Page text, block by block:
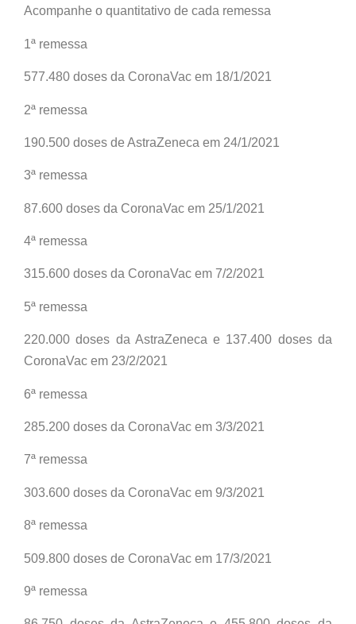
Acompanhe o quantitativo de cada remessa
1ª remessa
577.480 doses da CoronaVac em 18/1/2021
2ª remessa
190.500 doses de AstraZeneca em 24/1/2021
3ª remessa
87.600 doses da CoronaVac em 25/1/2021
4ª remessa
315.600 doses da CoronaVac em 7/2/2021
5ª remessa
220.000 doses da AstraZeneca e 137.400 doses da
CoronaVac em 23/2/2021
6ª remessa
285.200 doses da CoronaVac em 3/3/2021
7ª remessa
303.600 doses da CoronaVac em 9/3/2021
8ª remessa
509.800 doses de CoronaVac em 17/3/2021
9ª remessa